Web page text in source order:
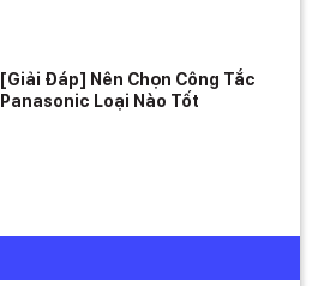
[Giải Đáp] Nên Chọn Công Tắc
Panasonic Loại Nào Tốt